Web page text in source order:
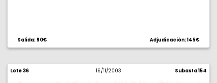
Salida: 90€ Adjudicación: 145€
Lote 36 19/11/2003 Subasta 154